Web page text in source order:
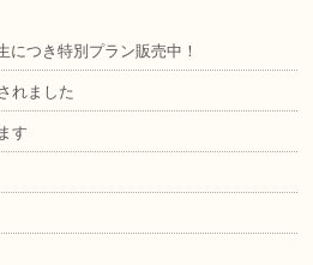
につき特別プラン販売中！
れました
す